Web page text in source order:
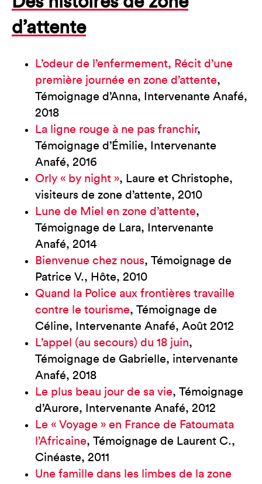
d’attente
L’odeur de l’enfermement, Récit d’une
première journée en zone d’attente,
Témoignage d’Anna, Intervenante Anafé,
2018
La ligne rouge à ne pas franchir,
Témoignage d’Émilie, Intervenante
Anafé, 2016
Orly « by night », Laure et Christophe,
visiteurs de zone d’attente, 2010
Lune de Miel en zone d’attente,
Témoignage de Lara, Intervenante
Anafé, 2014
Bienvenue chez nous, Témoignage de
Patrice V., Hôte, 2010
Quand la Police aux frontières travaille
contre le tourisme, Témoignage de
Céline, Intervenante Anafé, Août 2012
L’appel (au secours) du 18 juin,
Témoignage de Gabrielle, intervenante
Anafé, 2018
Le plus beau jour de sa vie, Témoignage
d’Aurore, Intervenante Anafé, 2012
Le « Voyage » en France de Fatoumata
l’Africaine, Témoignage de Laurent C.,
Cinéaste, 2011
Une famille dans les limbes de la zone